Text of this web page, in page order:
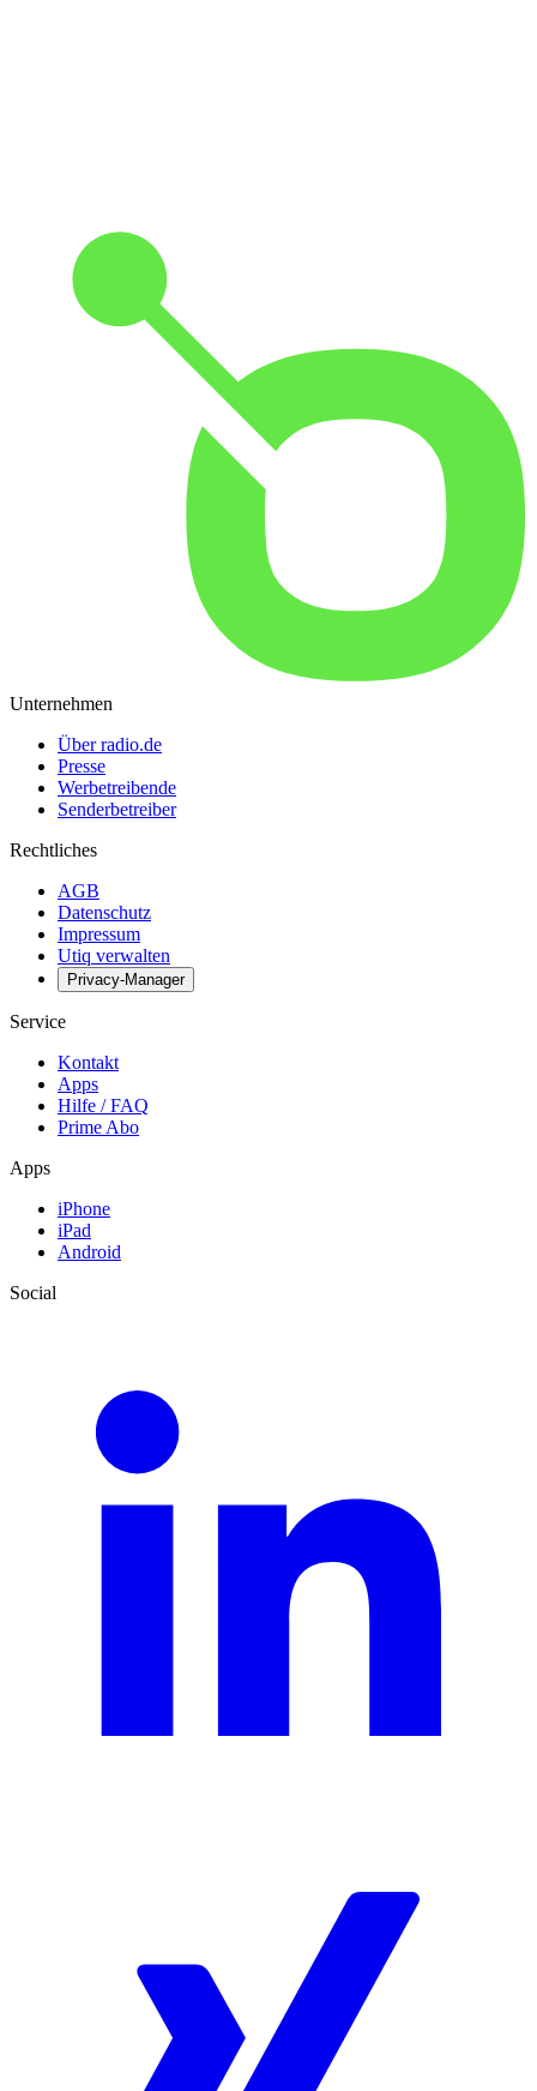
Unternehmen
Über radio.de
Presse
Werbetreibende
Senderbetreiber
Rechtliches
AGB
Datenschutz
Impressum
Utiq verwalten
Privacy-Manager
Service
Kontakt
Apps
Hilfe / FAQ
Prime Abo
Apps
iPhone
iPad
Android
Social